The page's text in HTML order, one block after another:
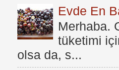
Evde En
Merhaba.
tüketimi
olsa da, s...